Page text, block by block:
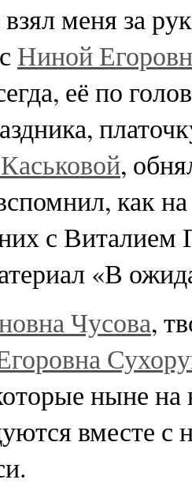
взял меня за
Ниной
её по
,
как
с
«В
Чусова,
ныне на
вместе